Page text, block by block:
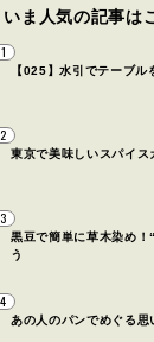
いま人気の記事は
1
【025】水引でテーブル
2
東京で美味しいスパイス
3
黒豆で簡単に草木染め！
う
4
あの人のパンでめぐる思